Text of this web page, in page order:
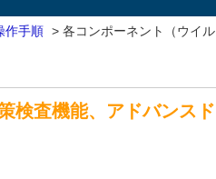
作手順 > 各コンポーネント（ウイ
検査機能、アドバンス